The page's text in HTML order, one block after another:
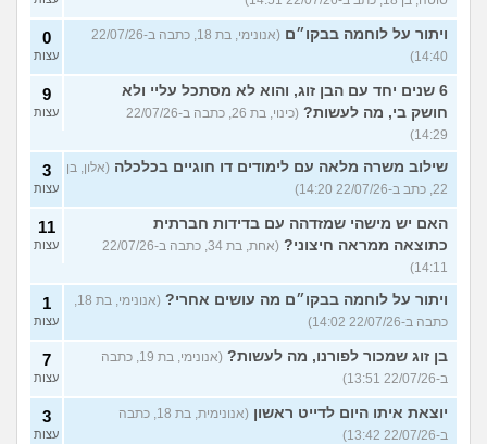
ויתור על לוחמה בבקו״ם
(אנונימי, בת 18, כתבה ב-22/07/26
14:40)
0
עצות
6 שנים יחד עם הבן זוג, והוא לא מסתכל עליי ולא
חושק בי, מה לעשות?
(כינוי, בת 26, כתבה ב-22/07/26
14:29)
9
עצות
שילוב משרה מלאה עם לימודים דו חוגיים בכלכלה (אלון, בן
22, כתב ב-22/07/26 14:20)
3
עצות
האם יש מישהי שמזדהה עם בדידות חברתית
כתוצאה ממראה חיצוני?
(אחת, בת 34, כתבה ב-22/07/26
14:11)
11
עצות
ויתור על לוחמה בבקו״ם מה עושים אחרי?
כתבה ב-22/07/26 14:02)
1
עצות
בן זוג שמכור לפורנו, מה לעשות?
(אנונימי, בת 19, כתבה
ב-22/07/26 13:51)
7
עצות
יוצאת איתו היום לדייט ראשון
(אנונימית, בת 18, כתבה
ב-22/07/26 13:42)
3
עצות